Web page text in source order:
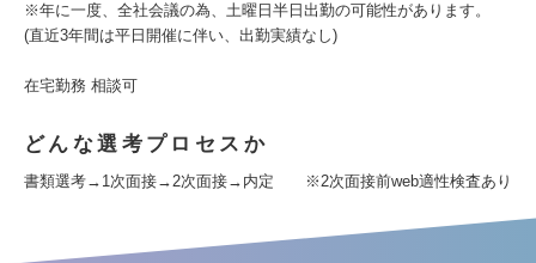
※年に一度、全社会議の為、土曜日半日出勤の可能性があります。
(直近3年間は平日開催に伴い、出勤実績なし)
在宅勤務 相談可
どんな選考プロセスか
書類選考→1次面接→2次面接→内定 ※2次面接前web適性検査あり